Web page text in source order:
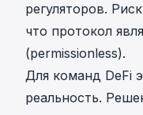
регуляторов.
что протокол
(permissionless).
Для команд DeFi
реальность.